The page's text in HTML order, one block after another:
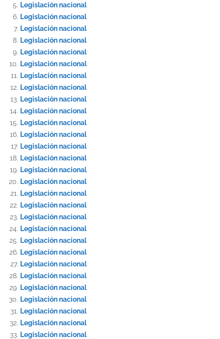
Legislación nacional
Legislación nacional
Legislación nacional
Legislación nacional
Legislación nacional
Legislación nacional
Legislación nacional
Legislación nacional
Legislación nacional
Legislación nacional
Legislación nacional
Legislación nacional
Legislación nacional
Legislación nacional
Legislación nacional
Legislación nacional
Legislación nacional
Legislación nacional
Legislación nacional
Legislación nacional
Legislación nacional
Legislación nacional
Legislación nacional
Legislación nacional
Legislación nacional
Legislación nacional
Legislación nacional
Legislación nacional
Legislación nacional